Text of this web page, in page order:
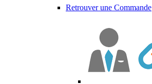
Retrouver une Commande